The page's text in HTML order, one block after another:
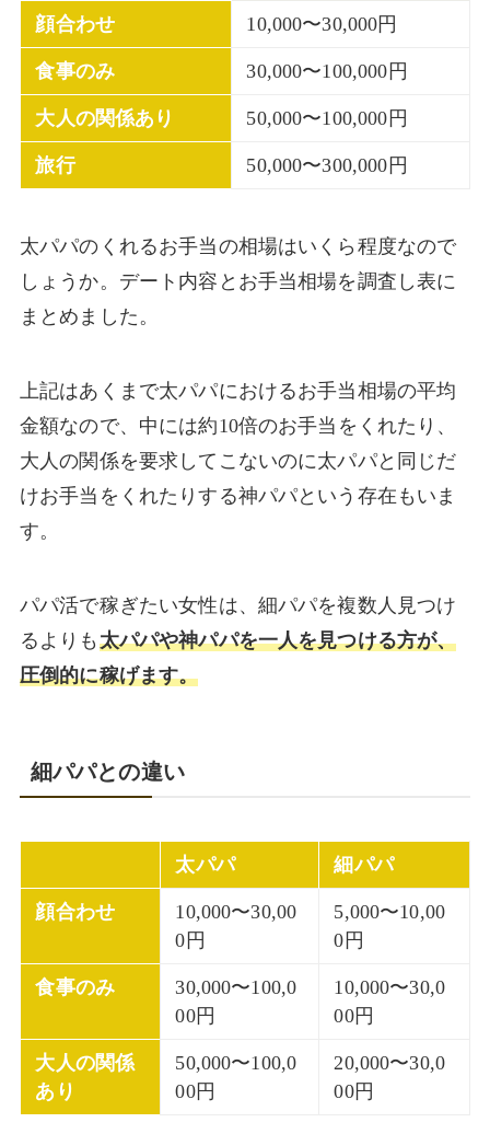
顔合わせ 10,000〜30,000円
食事のみ 30,000〜100,000円
大人の関係あり 50,000〜100,000円
旅行 50,000〜300,000円
太パパのくれるお手当の相場はいくら程度なので
しょうか。デート内容とお手当相場を調査し表に
まとめました。
上記はあくまで太パパにおけるお手当相場の平均
金額なので、中には約10倍のお手当をくれたり、
大人の関係を要求してこないのに太パパと同じだ
けお手当をくれたりする神パパという存在もいま
す。
パパ活で稼ぎたい女性は、細パパを複数人見つけ
るよりも 太パパや神パパを一人を見つける方が、
圧倒的に稼げます。
細パパとの違い
太パパ 細パパ
顔合わせ
10,000〜30,00
0円
5,000〜10,00
0円
食事のみ
30,000〜100,0
00円
10,000〜30,0
00円
大人の関係
あり
50,000〜100,0
00円
20,000〜30,0
00円